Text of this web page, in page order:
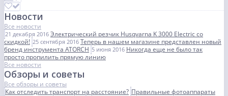
Новости
Все новости
21 декабря 2016 Электрический резчик Husqvarna K 3000 Electric со
скидкой! 25 сентября 2016 Теперь в нашем магазине представлен новый
бренд инструмента ATORCH 5 июня 2016 Никогда еще не было так
просто пропилить прямую линию
Все новости
Обзоры и советы
Все обзоры и советы
Как отследить транспорт на расстояние? Правильные фотоаппараты